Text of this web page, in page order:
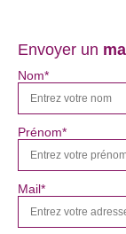
Envoyer un
Nom*
Prénom*
Mail*